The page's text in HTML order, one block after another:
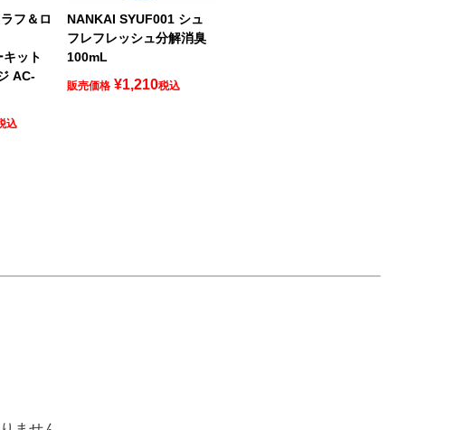
フ＆ロ
ット
AC-
込
NANKAI SYUF001 シュ
フレフレッシュ分解消臭
100mL
販売価格 ¥1,210税込